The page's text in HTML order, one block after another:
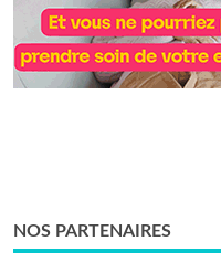
NOS PARTENAIRES